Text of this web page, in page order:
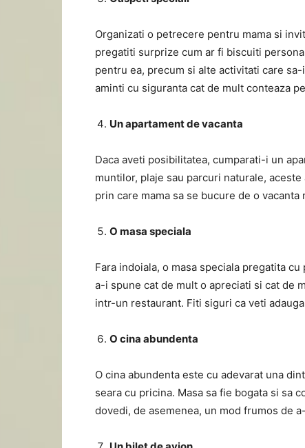
Organizati o petrecere pentru mama si
pregatiti surprize cum ar fi biscuiti
pentru ea, precum si alte activitati care
aminti cu siguranta cat de mult conteaza
Un apartament de vacanta
Daca aveti posibilitatea, cumparati-i un
muntilor, plaje sau parcuri naturale,
prin care mama sa se bucure de o vacanta
O masa speciala
Fara indoiala, o masa speciala pregatita
a-i spune cat de mult o apreciati si cat de
intr-un restaurant. Fiti siguri ca veti
O cina abundenta
O cina abundenta este cu adevarat una
seara cu pricina. Masa sa fie bogata si sa
dovedi, de asemenea, un mod frumos de